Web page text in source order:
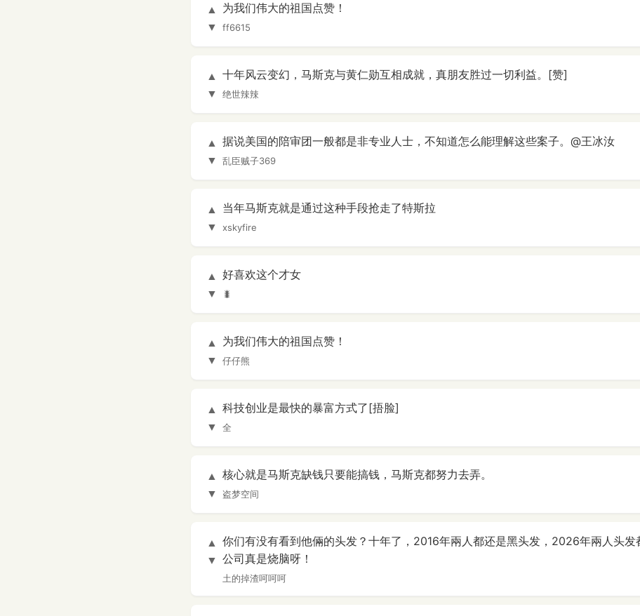
▲
▼
为我们伟大的祖国点赞！
ff6615
▲
▼
十年风云变幻，马斯克与黄仁勋互相成就，真朋友胜过一切利益。[赞]
绝世辣辣
▲
▼
据说美国的陪审团一般都是非专业人士，不知道怎么能理解这些案子。@王冰汝
乱臣贼子369
▲
▼
当年马斯克就是通过这种手段抢走了特斯拉
xskyfire
▲
▼
好喜欢这个才女
🐛
▲
▼
为我们伟大的祖国点赞！
仔仔熊
▲
▼
科技创业是最快的暴富方式了[捂脸]
全
▲
▼
核心就是马斯克缺钱只要能搞钱，马斯克都努力去弄。
盗梦空间
▲
▼
你们有没有看到他倆的头发？十年了，2016年兩人都还是黑头发，2026年兩人头发
公司真是烧脑呀！
土的掉渣呵呵呵